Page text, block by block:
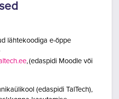
lähtekoodiga e-õppe
, (edaspidi Moodle või
(edaspidi TalTech),